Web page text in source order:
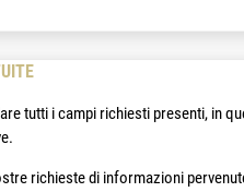
tutti i campi richiesti presenti, in
richieste di informazioni